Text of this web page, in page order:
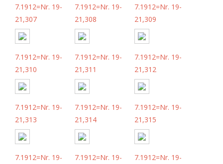
7.1912=Nr. 19-
21,307
7.1912=Nr. 19-
21,308
7.1912=Nr. 19-
21,309
7.1912=Nr. 19-
21,310
7.1912=Nr. 19-
21,311
7.1912=Nr. 19-
21,312
7.1912=Nr. 19-
21,313
7.1912=Nr. 19-
21,314
7.1912=Nr. 19-
21,315
7.1912=Nr. 19-
7.1912=Nr. 19-
7.1912=Nr. 19-